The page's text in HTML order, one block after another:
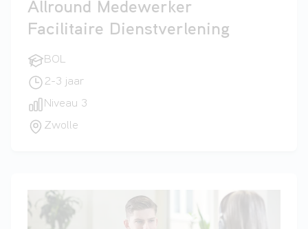
Allround Medewerker
Facilitaire Dienstverlening
BOL
2-3 jaar
Niveau 3
Zwolle